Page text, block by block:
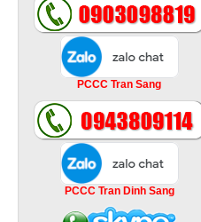
PCCC Tran Sang
PCCC Tran Dinh Sang